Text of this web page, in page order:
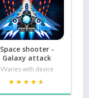
Space shooter -
Galaxy attack
VVaries with device
★★★★★
★★★★★